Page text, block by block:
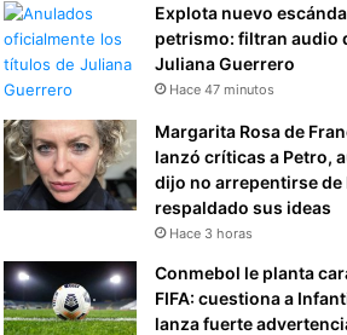
Explota nuevo
petrismo: filtran audio
Juliana Guerrero
Hace 47 minutos
Margarita Rosa de
lanzó críticas a Petro,
dijo no arrepentirse de
respaldado sus ideas
Hace 3 horas
Conmebol le planta
FIFA: cuestiona a
lanza fuerte